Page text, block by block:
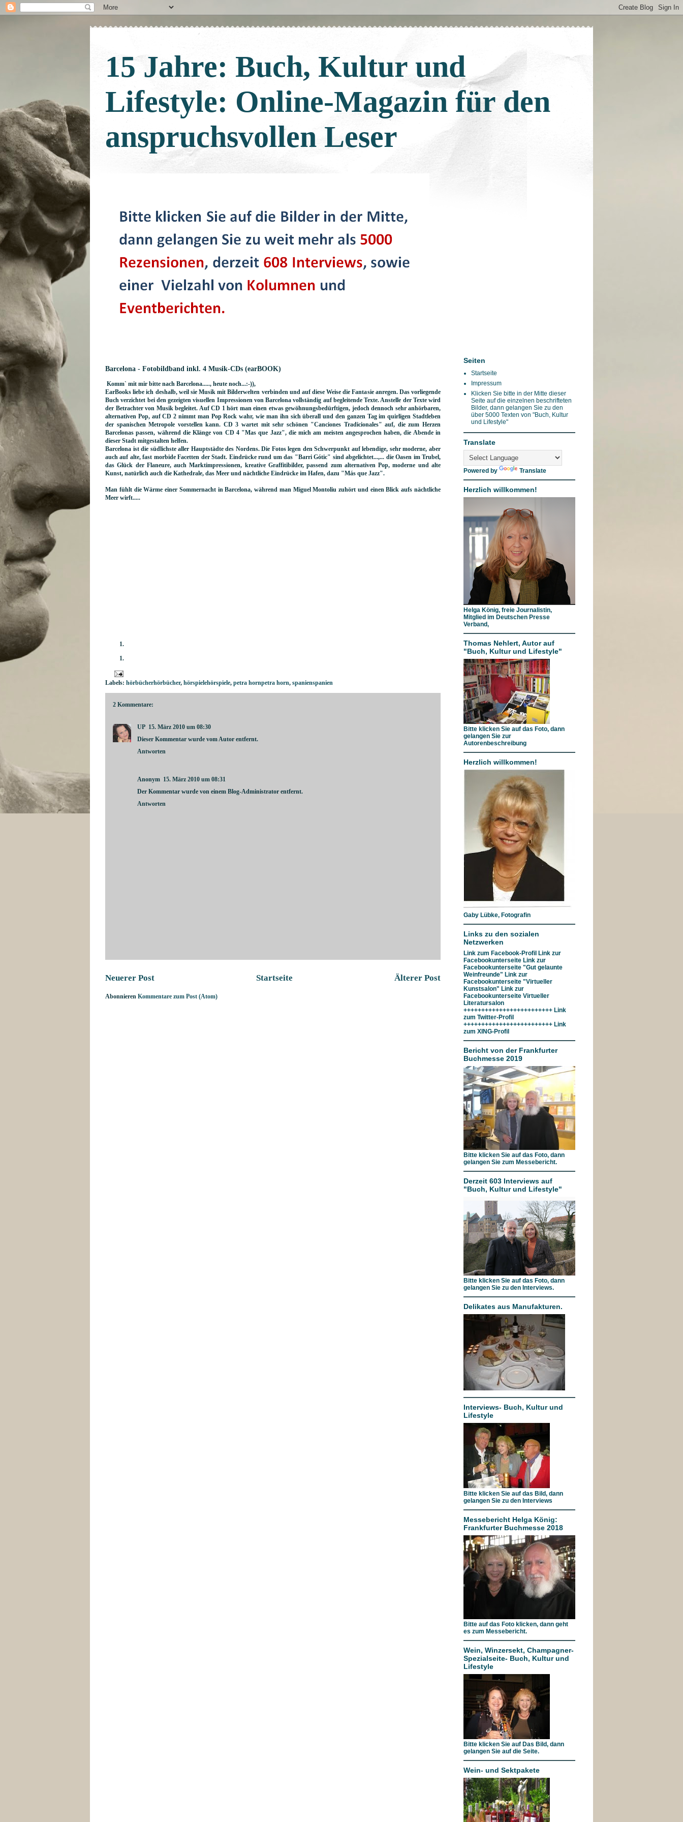
15 Jahre: Buch, Kultur und
Lifestyle: Online-Magazin für den
anspruchsvollen Leser
Barcelona - Fotobildband inkl. 4 Musik-CDs (earBOOK)
Komm` mit mir bitte nach Barcelona....., heute noch...:-)),
EarBooks liebe ich deshalb, weil sie Musik mit Bilderwelten verbinden und auf diese Weise die Fantasie anregen. Das vorliegende
Buch verzichtet bei den gezeigten visuellen Impressionen von Barcelona vollständig auf begleitende Texte. Anstelle der Texte wird
der Betrachter von Musik begleitet. Auf CD 1 hört man einen etwas gewöhnungsbedürftigen, jedoch dennoch sehr anhörbaren,
alternativen Pop, auf CD 2 nimmt man Pop Rock wahr, wie man ihn sich überall und den ganzen Tag im quirligen Stadtleben
der spanischen Metropole vorstellen kann. CD 3 wartet mit sehr schönen "Canciones Tradicionales" auf, die zum Herzen
Barcelonas passen, während die Klänge von CD 4 "Mas que Jazz", die mich am meisten angesprochen haben, die Abende in
dieser Stadt mitgestalten helfen.
Barcelona ist die südlichste aller Hauptstädte des Nordens. Die Fotos legen den Schwerpunkt auf lebendige, sehr moderne, aber
auch auf alte, fast morbide Facetten der Stadt. Eindrücke rund um das "Barri Gótic" sind abgelichtet...,... die Oasen im Trubel,
das Glück der Flaneure, auch Marktimpressionen, kreative Graffitibilder, passend zum alternativen Pop, moderne und alte
Kunst, natürlich auch die Kathedrale, das Meer und nächtliche Eindrücke im Hafen, dazu "Más que Jazz".
Man fühlt die Wärme einer Sommernacht in Barcelona, während man Miguel Montoliu zuhört und einen Blick aufs nächtliche
Meer wirft.....
Labels: hörbücherhörbücher, hörspielehörspiele, petra hornpetra horn, spanienspanien
2 Kommentare:
UP 15. März 2010 um 08:30
Dieser Kommentar wurde vom Autor entfernt.
Antworten
Anonym 15. März 2010 um 08:31
Der Kommentar wurde von einem Blog-Administrator entfernt.
Antworten
Neuerer Post Älterer Post
Startseite
Abonnieren Kommentare zum Post (Atom)
Seiten
Startseite
Impressum
Klicken Sie bitte in der Mitte dieser
Seite auf die einzelnen beschrifteten
Bilder, dann gelangen Sie zu den
über 5000 Texten von "Buch, Kultur
und Lifestyle"
Translate
Powered by Translate
Herzlich willkommen!
Helga König, freie Journalistin,
Mitglied im Deutschen Presse
Verband,
Thomas Nehlert, Autor auf
"Buch, Kultur und Lifestyle"
Bitte klicken Sie auf das Foto, dann
gelangen Sie zur
Autorenbeschreibung
Herzlich willkommen!
Gaby Lübke, Fotografin
Links zu den sozialen
Netzwerken
Link zum Facebook-Profil Link zur
Facebookunterseite Link zur
Facebookunterseite "Gut gelaunte
Weinfreunde" Link zur
Facebookunterseite "Virtueller
Kunstsalon" Link zur
Facebookunterseite Virtueller
Literatursalon
+++++++++++++++++++++++++ Link
zum Twitter-Profil
+++++++++++++++++++++++++ Link
zum XING-Profil
Bericht von der Frankfurter
Buchmesse 2019
Bitte klicken Sie auf das Foto, dann
gelangen Sie zum Messebericht.
Derzeit 603 Interviews auf
"Buch, Kultur und Lifestyle"
Bitte klicken Sie auf das Foto, dann
gelangen Sie zu den Interviews.
Delikates aus Manufakturen.
Interviews- Buch, Kultur und
Lifestyle
Bitte klicken Sie auf das Bild, dann
gelangen Sie zu den Interviews
Messebericht Helga König:
Frankfurter Buchmesse 2018
Bitte auf das Foto klicken, dann geht
es zum Messebericht.
Wein, Winzersekt, Champagner-
Spezialseite- Buch, Kultur und
Lifestyle
Bitte klicken Sie auf Das Bild, dann
gelangen Sie auf die Seite.
Wein- und Sektpakete